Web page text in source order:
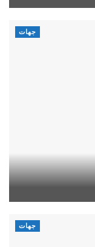
جهات
جهات